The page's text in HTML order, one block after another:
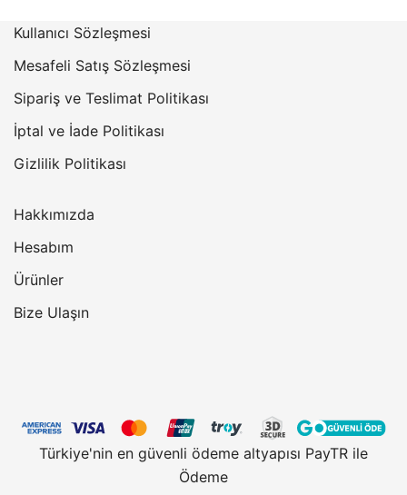
Kullanıcı Sözleşmesi
Mesafeli Satış Sözleşmesi
Sipariş ve Teslimat Politikası
İptal ve İade Politikası
Gizlilik Politikası
Hakkımızda
Hesabım
Ürünler
Bize Ulaşın
Türkiye'nin en güvenli ödeme altyapısı PayTR ile
Ödeme